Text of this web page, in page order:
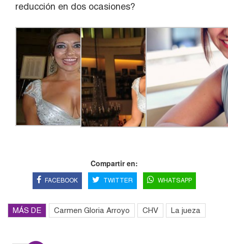
reducción en dos ocasiones?
Compartir en:
FACEBOOK TWITTER WHATSAPP
MÁS DE Carmen Gloria Arroyo CHV La jueza